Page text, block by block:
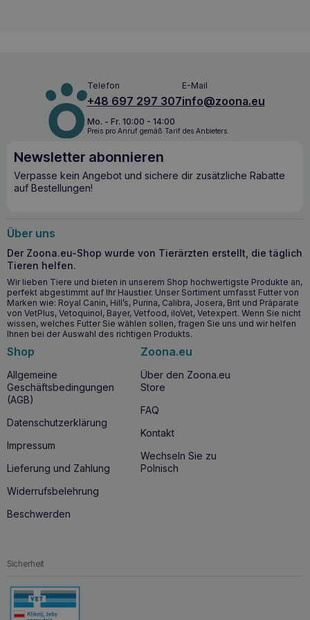
Enthält Antioxidantien zum Schutz vor schädlicher UV-
Strahlung.
Wann sollten Sie mit der Einnahme von
VETFOOD DERMActiv 60 Tabletten
beginnen?
VETFOOD DERMActiv 60 Tabletten
insbesondere wenn sich erste Symptome von
Hautproblemen bemerkbar machen oder als vorbeugende
Maßnahme zur Erhaltung gesunder Haut und eines
gesunden Fells.
Warum VETFOOD DERMActiv 60
Tabletten kaufen?
VETFOOD DERMActiv
ist ein einzigartiges Produkt, das
Es enthält umfassende Nährstoffe zur Unterstützung der
Haut- und Fellgesundheit.
Es lindert schnell Hautprobleme und fördert die
Regeneration.
Es ist einfach in der Anwendung und sicher für Tiere.
Telefon
+48 697 297 307
E-Mail
info@zoona.eu
Mo. - Fr. 10:00 - 14:00
Preis pro Anruf gemäß Tarif des Anbieters.
Newsletter abonnieren
Verpasse kein Angebot und sichere dir zusätzliche Rabatte
auf Bestellungen!
Über uns
Der Zoona.eu-Shop wurde von Tierärzten erstellt, die täglich
Tieren helfen.
Wir lieben Tiere und bieten in unserem Shop hochwertigste Produkte an,
perfekt abgestimmt auf Ihr Haustier. Unser Sortiment umfasst Futter von
Marken wie: Royal Canin, Hill’s, Purina, Calibra, Josera, Brit und Präparate
von VetPlus, Vetoquinol, Bayer, Vetfood, iloVet, Vetexpert. Wenn Sie nicht
wissen, welches Futter Sie wählen sollen, fragen Sie uns und wir helfen
Ihnen bei der Auswahl des richtigen Produkts.
Shop
Allgemeine
Geschäftsbedingungen
(AGB)
Datenschutzerklärung
Impressum
Lieferung und Zahlung
Widerrufsbelehrung
Beschwerden
Zoona.eu
Über den Zoona.eu
Store
FAQ
Kontakt
Wechseln Sie zu
Polnisch
Sicherheit